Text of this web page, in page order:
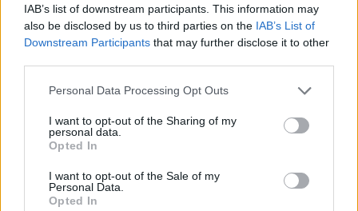
IAB’s list of downstream participants. This information may
also be disclosed by us to third parties on the IAB’s List of
Downstream Participants that may further disclose it to other
Personal Data Processing Opt Outs
I want to opt-out of the Sharing of my
personal data.
Opted In
I want to opt-out of the Sale of my
Personal Data.
Opted In
Akinek a diákigazolványa október végén lejárt és nem tanul tovább,
illetve nem helyezkedett el, december 16-ától egészségügyi
Adó- és Vámhivatal (NAV).
Pályakezdés
Figyelmeztet a NAV: enélkül nem dolgozhattok
nyáron